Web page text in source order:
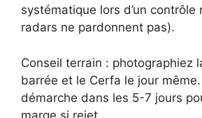
systématique lors d’un contrôle
radars ne pardonnent pas).
Conseil terrain : photographiez
barrée et le Cerfa le jour
démarche dans les 5-7 jours
marge si rejet.